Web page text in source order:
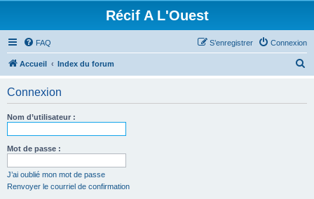
Récif A L'Ouest
FAQ Connexion
S’enregistrer
Accueil Index du forum
Connexion
Nom d’utilisateur :
Mot de passe :
J’ai oublié mon mot de passe
Renvoyer le courriel de confirmation